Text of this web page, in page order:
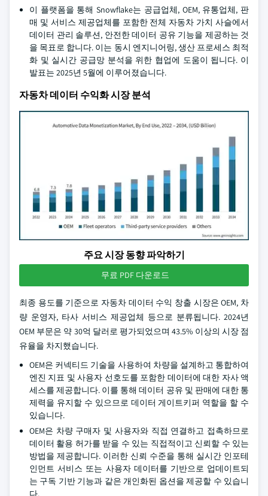
이 플랫폼을 통해 Snowflake는 공급업체, OEM, 유통업체, 판
매 및 서비스 제공업체를 포함한 전체 자동차 가치 사슬에서
데이터 관리 솔루션, 안전한 데이터 공유 기능을 제공하는 것
을 목표로 합니다. 이는 동시 엔지니어링, 생산 프로세스 최적
화 및 실시간 공급망 분석을 위한 협업에 도움이 됩니다. 이
발표는 2025년 5월에 이루어졌습니다.
자동차 데이터 수익화 시장 분석
주요 시장 동향 파악하기
무료 PDF 다운로드
최종 용도를 기준으로 자동차 데이터 수익 창출 시장은 OEM, 차
량 운영자, 타사 서비스 제공업체 등으로 분류됩니다. 2024년
OEM 부문은 약 30억 달러로 평가되었으며 43.5% 이상의 시장 점
유율을 차지했습니다.
OEM은 커넥티드 기술을 사용하여 차량을 설계하고 통합하여
엔진 지표 및 사용자 선호도를 포함한 데이터에 대한 자사 액
세스를 제공합니다. 이를 통해 데이터 공유 및 판매에 대한 통
제력을 유지할 수 있으므로 데이터 게이트키퍼 역할을 할 수
있습니다.
OEM은 차량 구매자 및 사용자와 직접 연결하고 접촉하므로
데이터 활용 허가를 받을 수 있는 직접적이고 신뢰할 수 있는
방법을 제공합니다. 이러한 신뢰 수준을 통해 실시간 인포테
인먼트 서비스 또는 사용자 데이터를 기반으로 업데이트되
는 구독 기반 기능과 같은 개인화된 옵션을 제공할 수 있습니
다.